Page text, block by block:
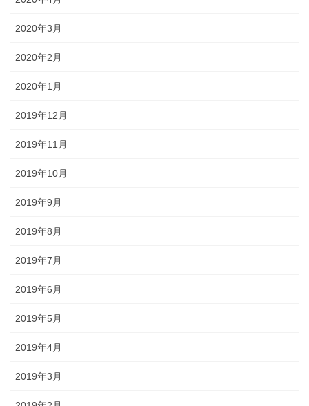
2020年3月
2020年2月
2020年1月
2019年12月
2019年11月
2019年10月
2019年9月
2019年8月
2019年7月
2019年6月
2019年5月
2019年4月
2019年3月